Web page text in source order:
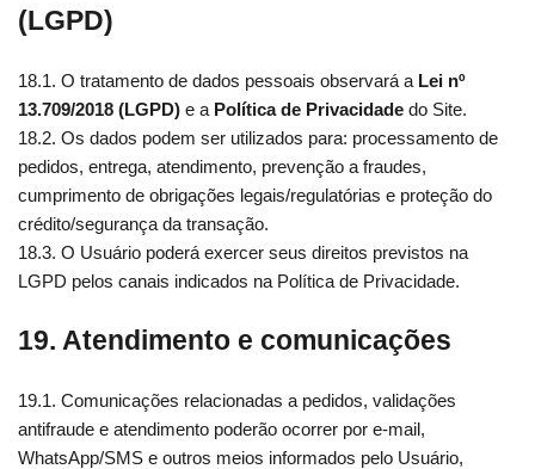
(LGPD)
18.1. O tratamento de dados pessoais observará a Lei nº
13.709/2018 (LGPD) e a Política de Privacidade do Site.
18.2. Os dados podem ser utilizados para: processamento de
pedidos, entrega, atendimento, prevenção a fraudes,
cumprimento de obrigações legais/regulatórias e proteção do
crédito/segurança da transação.
18.3. O Usuário poderá exercer seus direitos previstos na
LGPD pelos canais indicados na Política de Privacidade.
19. Atendimento e comunicações
19.1. Comunicações relacionadas a pedidos, validações
antifraude e atendimento poderão ocorrer por e-mail,
WhatsApp/SMS e outros meios informados pelo Usuário,